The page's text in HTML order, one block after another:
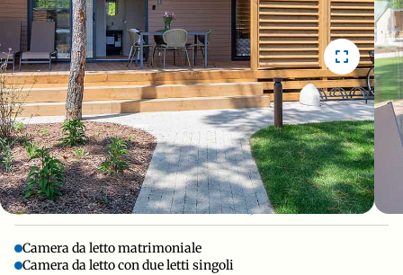
STRUTTURA PREFABBRICATA (34m2)
Camera da letto matrimoniale
Camera da letto con due letti singoli